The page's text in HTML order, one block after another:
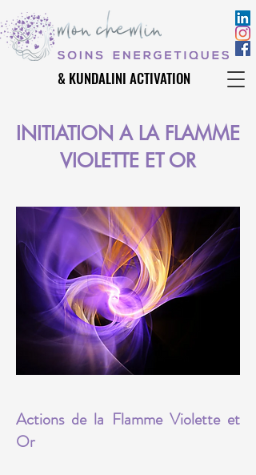
& KUNDALINI ACTIVATION
& KUNDALINI ACTIVATION
INITIATION A LA FLAMME
VIOLETTE ET OR
Actions de la Flamme Violette et
Or